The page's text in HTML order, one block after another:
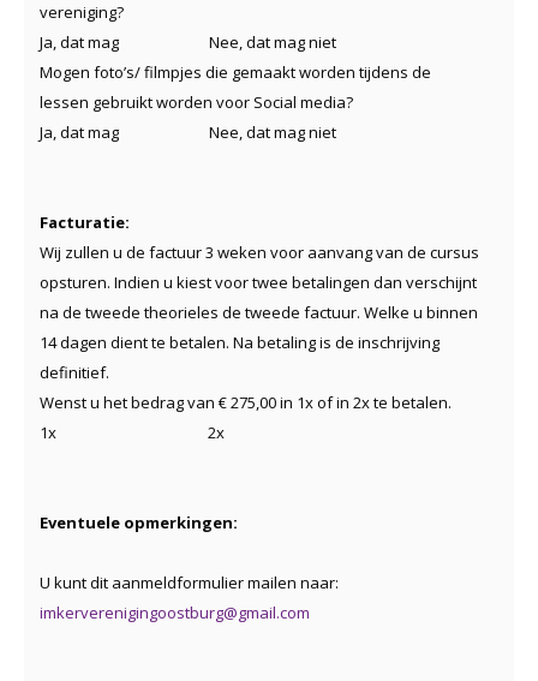
vereniging?
Ja, dat mag Nee, dat mag niet
Mogen foto’s/ filmpjes die gemaakt worden tijdens de
lessen gebruikt worden voor Social media?
Ja, dat mag Nee, dat mag niet
Facturatie:
Wij zullen u de factuur 3 weken voor aanvang van de cursus
opsturen. Indien u kiest voor twee betalingen dan verschijnt
na de tweede theorieles de tweede factuur. Welke u binnen
14 dagen dient te betalen. Na betaling is de inschrijving
definitief.
Wenst u het bedrag van € 275,00 in 1x of in 2x te betalen.
1x 2x
Eventuele opmerkingen:
U kunt dit aanmeldformulier mailen naar:
imkerverenigingoostburg@gmail.com